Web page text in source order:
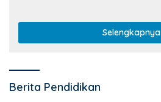
Selengkapnya
Berita Pendidikan